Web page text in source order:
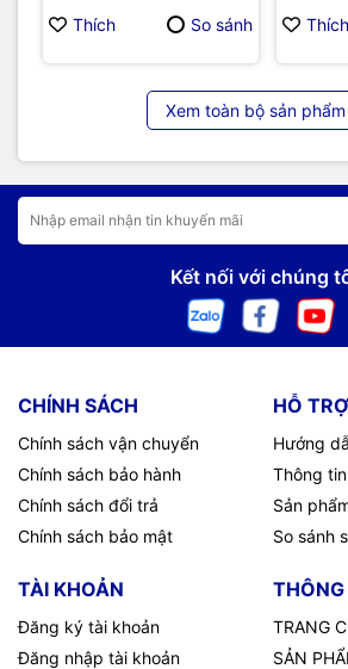
Thích So sánh Thích
Xem toàn bộ sản phẩm
Kết nối với chúng
CHÍNH SÁCH
Chính sách vận chuyển
Chính sách bảo hành
Chính sách đổi trả
Chính sách bảo mật
HỖ TRỢ
Hướng
Thông
Sản
So sánh
TÀI KHOẢN
Đăng ký tài khoản
Đăng nhập tài khoản
THÔNG
TRANG
SẢN